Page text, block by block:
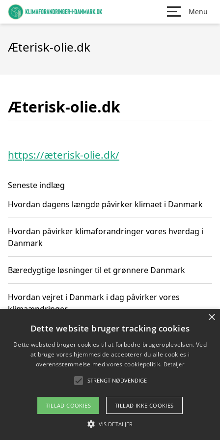
Menu
Æterisk-olie.dk
Æterisk-olie.dk
https://æterisk-olie.dk/
Seneste indlæg
Hvordan dagens længde påvirker klimaet i Danmark
Hvordan påvirker klimaforandringer vores hverdag i
Danmark
Bæredygtige løsninger til et grønnere Danmark
Hvordan vejret i Danmark i dag påvirker vores
klimaændringer
Hvordan klimaændringer påvirker danske unges
gaveønsker
Om / kontakt
Blog Betingelser
×
Dette website bruger tracking cookies
Dette websted bruger cookies til at forbedre brugeroplevelsen. Ved
at bruge vores hjemmeside accepterer du alle cookies i
overensstemmelse med vores cookiepolitik. Detaljer
STRENGT NØDVENDIGE
TILLAD COOKIES TILLAD IKKE COOKIES
VIS DETALJER